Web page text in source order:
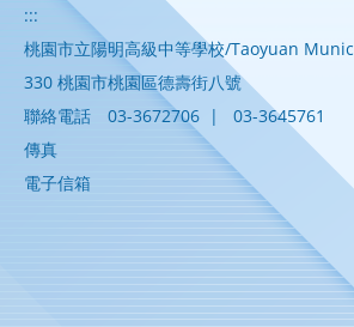
:::
桃園市立陽明高級中等學校/Taoyuan
330 桃園市桃園區德壽街八號
聯絡電話
03-3672706 |
03-3645761
傳真
電子信箱